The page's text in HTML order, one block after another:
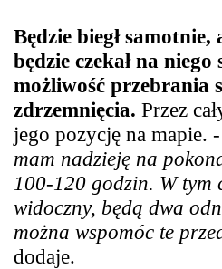
Będzie biegł
będzie czekał na
możliwość przebrania
zdrzemnięcia. Przez
jego pozycję na mapie.
mam nadzieję na
100-120 godzin. W tym
widoczny, będą dwa
można wspomóc te
dodaje.